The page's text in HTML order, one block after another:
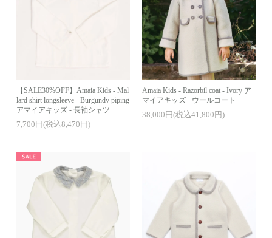
【SALE30%OFF】Amaia Kids - Mal
lard shirt longsleeve - Burgundy piping
アマイアキッズ - 長袖シャツ
7,700円(税込8,470円)
Amaia Kids - Razorbil coat - Ivory ア
マイアキッズ - ウールコート
38,000円(税込41,800円)